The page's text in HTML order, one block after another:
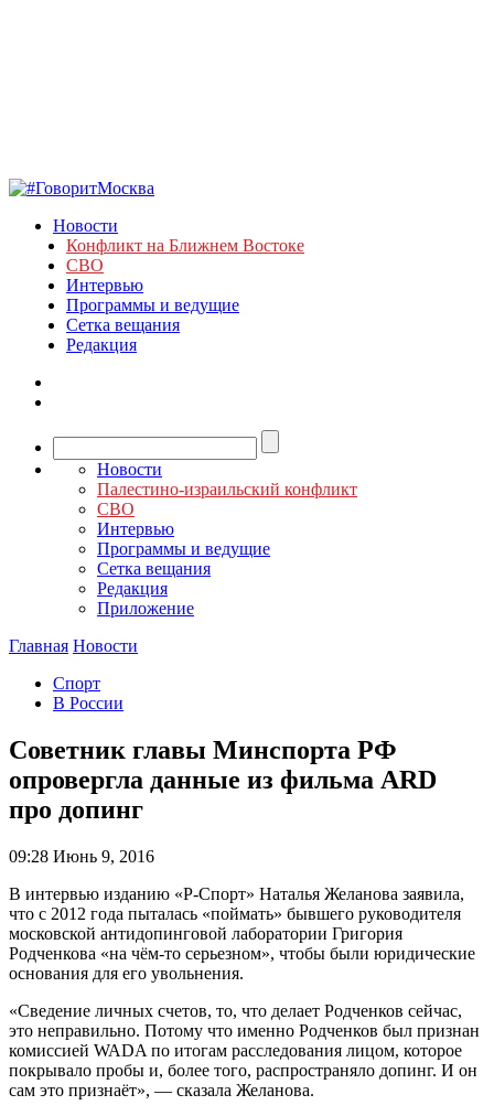
Новости
Конфликт на Ближнем Востоке
СВО
Интервью
Программы и ведущие
Сетка вещания
Редакция
Новости
Палестино-израильский конфликт
СВО
Интервью
Программы и ведущие
Сетка вещания
Редакция
Приложение
Главная Новости
Спорт
В России
Советник главы Минспорта РФ
опровергла данные из фильма ARD
про допинг
09:28 Июнь 9, 2016
В интервью изданию «Р-Спорт» Наталья Желанова заявила,
что с 2012 года пыталась «поймать» бывшего руководителя
московской антидопинговой лаборатории Григория
Родченкова «на чём-то серьезном», чтобы были юридические
основания для его увольнения.
«Сведение личных счетов, то, что делает Родченков сейчас,
это неправильно. Потому что именно Родченков был признан
комиссией WADA по итогам расследования лицом, которое
покрывало пробы и, более того, распространяло допинг. И он
сам это признаёт», — сказала Желанова.